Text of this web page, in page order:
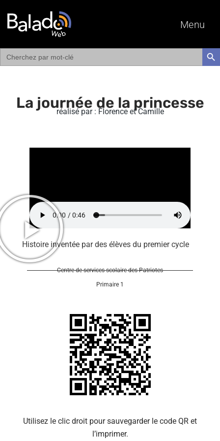
Menu
Search
for:
La journée de la princesse
réalisé par : Florence et Camille
Histoire inventée par des élèves du premier cycle
Centre de services scolaire des Patriotes
Primaire 1
Utilisez le clic droit pour sauvegarder le code QR et
l’imprimer.